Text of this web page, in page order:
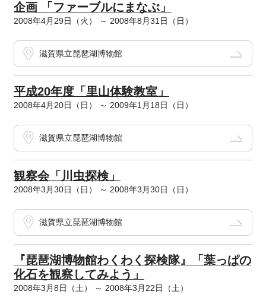
企画 「ファーブルにまなぶ」
2008年4月29日（火） ～ 2008年8月31日（日）
滋賀県立琵琶湖博物館
平成20年度「里山体験教室」
2008年4月20日（日） ～ 2009年1月18日（日）
滋賀県立琵琶湖博物館
観察会「川虫探検」
2008年3月30日（日） ～ 2008年3月30日（日）
滋賀県立琵琶湖博物館
『琵琶湖博物館わくわく探検隊』「葉っぱの
化石を観察してみよう」
2008年3月8日（土） ～ 2008年3月22日（土）